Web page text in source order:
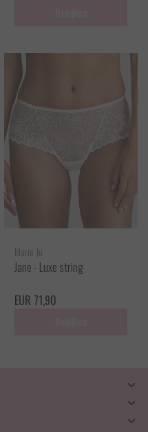
Marie Jo
Jane - Luxe string
EUR 71,90